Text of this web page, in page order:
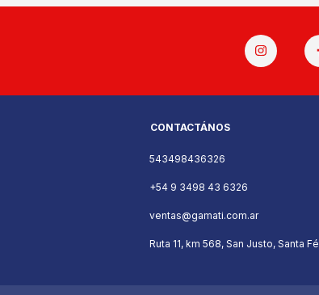
CONTACTÁNOS
543498436326
+54 9 3498 43 6326
ventas@gamati.com.ar
Ruta 11, km 568, San Justo, Santa Fé